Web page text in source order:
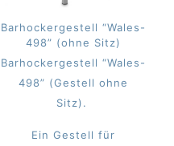
Barhockergestell “Wales-
498” (ohne Sitz)
Barhockergestell “Wales-
498” (Gestell ohne
Sitz).
Ein Gestell für